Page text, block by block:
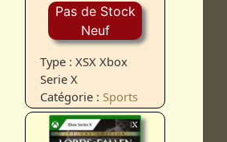
Pas de Stock
Neuf
Type : XSX Xbox
Serie X
Catégorie : Sports